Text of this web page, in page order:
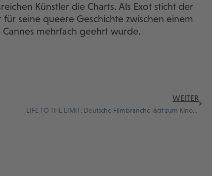
Künstler die Charts. Als Exot sticht der
für seine queere Geschichte zwischen einem
mehrfach geehrt wurde.
WEITER
LIFE TO THE LIMIT: Deutsche Filmbranche lädt zum Kinobesuch mit ukrainischem Dokumentarfilm